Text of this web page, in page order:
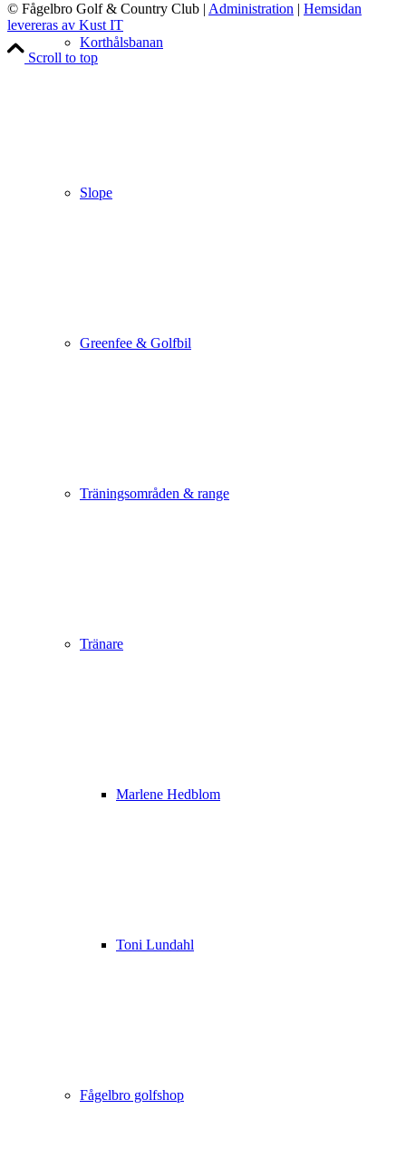
Korthålsbanan
Slope
Greenfee & Golfbil
Träningsområden & range
Tränare
Marlene Hedblom
Toni Lundahl
Fågelbro golfshop
© Fågelbro Golf & Country Club | Administration | Hemsidan
levereras av Kust IT
Scroll to top